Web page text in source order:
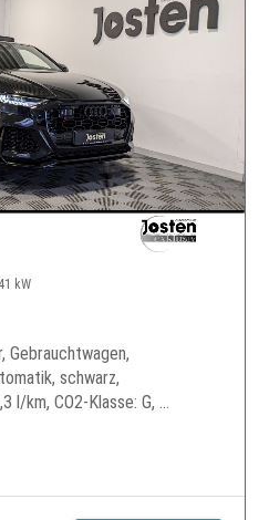
kW
Gebrauchtwagen,
schwarz,
l/km, CO2-Klasse: G, ...